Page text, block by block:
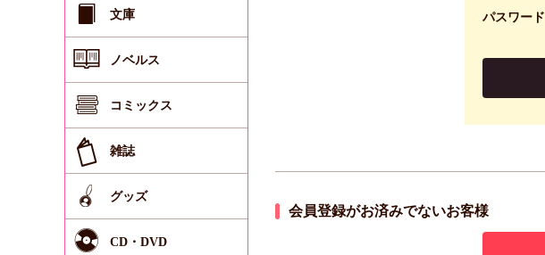
文庫
ノベルス
コミックス
雑誌
グッズ
CD・DVD
パスワード
会員登録がお済みでないお客様